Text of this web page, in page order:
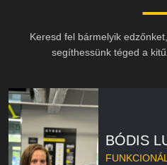
Keresd fel bármelyik
segíthessünk téged a
BÓDIS